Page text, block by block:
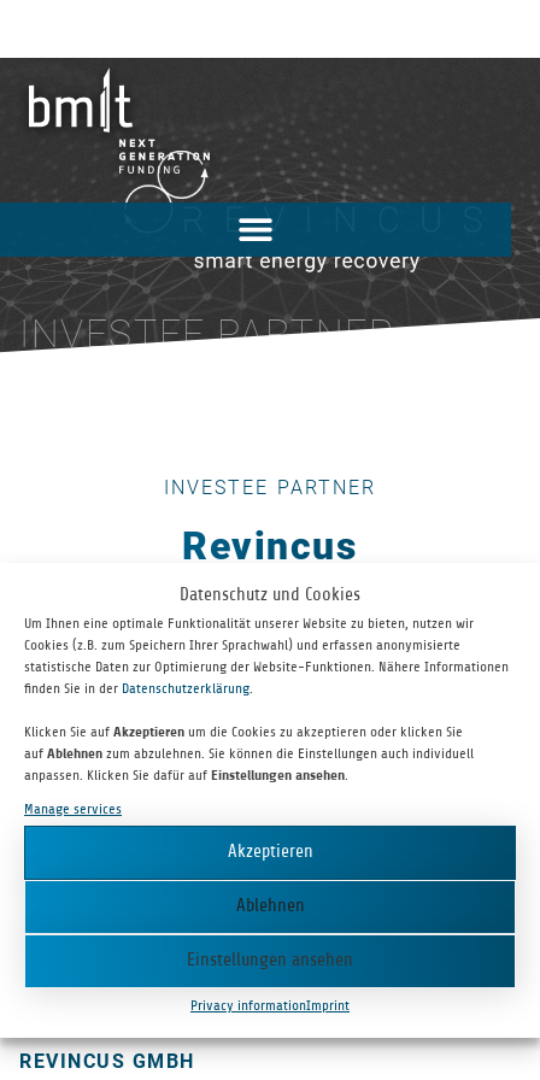
Datenschutz und Cookies
Um Ihnen eine optimale Funktionalität unserer Website zu bieten, nutzen wir
Cookies (z.B. zum Speichern Ihrer Sprachwahl) und erfassen anonymisierte
statistische Daten zur Optimierung der Website-Funktionen. Nähere Informationen
finden Sie in der Datenschutzerklärung
Klicken Sie auf Akzeptieren um die Cookies zu akzeptieren oder klicken Sie
auf Ablehnen zum abzulehnen. Sie können die Einstellungen auch individuell
anpassen. Klicken Sie dafür auf Einstellungen ansehen
Manage services
Akzeptieren
Ablehnen
Einstellungen ansehen
Privacy informationImprint
INVESTEE PARTNER
INVESTEE PARTNER
Revincus
REVIN­CUS GMBH
Revin­cus has devel­oped a regen­er­a­tive energy sys­tem in the form
that can recover energy stored in the form of heat from a wide
from waste­water, espe­cially from gray water such as shower,
wash­ing machine or dish­washer wastewater.